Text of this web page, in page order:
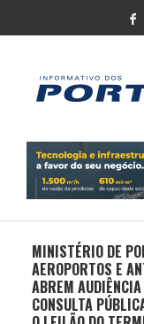
MINISTÉRIO DE
AEROPORTOS E
ABREM AUDIÊNCIA
CONSULTA